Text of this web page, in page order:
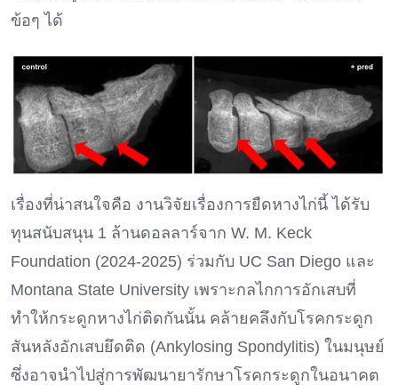
ข้อๆ ได้
เรื่องที่น่าสนใจคือ งานวิจัยเรื่องการยืดหางไก่นี้ ได้รับ
ทุนสนับสนุน 1 ล้านดอลลาร์จาก W. M. Keck
Foundation (2024-2025) ร่วมกับ UC San Diego และ
Montana State University เพราะกลไกการอักเสบที่
ทำให้กระดูกหางไก่ติดกันนั้น คล้ายคลึงกับโรคกระดูก
สันหลังอักเสบยึดติด (Ankylosing Spondylitis) ในมนุษย์
ซึ่งอาจนำไปสู่การพัฒนายารักษาโรคกระดูกในอนาคต